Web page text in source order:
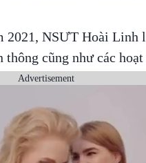
2021, NSƯT Hoài Linh
cũng như các
Advertisement